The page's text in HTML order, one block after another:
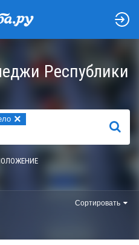
Республики
×
НАЙТИ
Сортировать